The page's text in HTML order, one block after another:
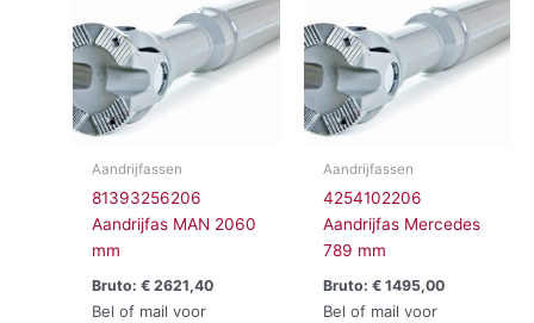
Aandrijfassen
81393256206
Aandrijfas MAN 2060
mm
Bruto:€ 2621,40
Bel of mail voor
Aandrijfassen
4254102206
Aandrijfas Mercedes
789 mm
Bruto: €1495,00
Bel of mail voor